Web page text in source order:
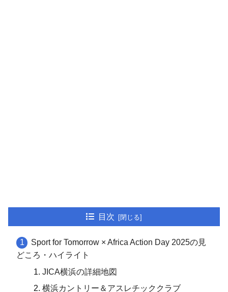
目次
Sport for Tomorrow × Africa Action Day 2025の見
どころ・ハイライト
JICA横浜の詳細地図
横浜カントリー＆アスレチッククラブ